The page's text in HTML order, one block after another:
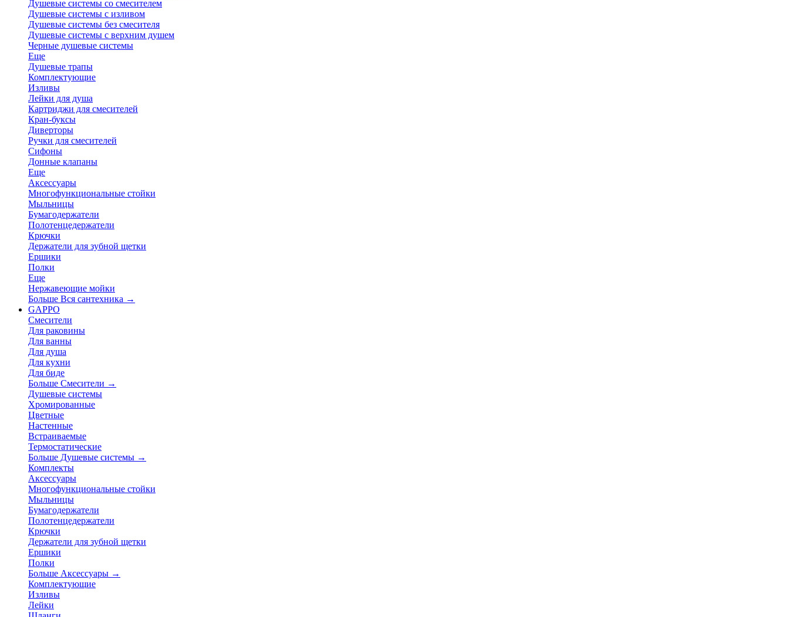
Душевые системы со смесителем
Душевые системы с изливом
Душевые системы без смесителя
Душевые системы с верхним душем
Черные душевые системы
Еще
Душевые трапы
Комплектующие
Изливы
Лейки для душа
Картриджи для смесителей
Кран-буксы
Диверторы
Ручки для смесителей
Сифоны
Донные клапаны
Еще
Аксессуары
Многофункциональные стойки
Мыльницы
Бумагодержатели
Полотенцедержатели
Крючки
Держатели для зубной щетки
Ершики
Полки
Еще
Нержавеющие мойки
Больше Вся сантехника →
GAPPO
Смесители
Для раковины
Для ванны
Для душа
Для кухни
Для биде
Больше Смесители →
Душевые системы
Хромированные
Цветные
Настенные
Встраиваемые
Термостатические
Больше Душевые системы →
Комплекты
Аксессуары
Многофункциональные стойки
Мыльницы
Бумагодержатели
Полотенцедержатели
Крючки
Держатели для зубной щетки
Ершики
Полки
Больше Аксессуары →
Комплектующие
Изливы
Лейки